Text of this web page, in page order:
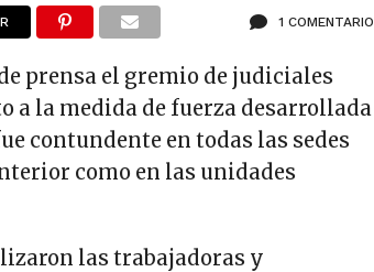
1 COMENTARIO
prensa el gremio de judiciales
a la medida de fuerza desarrollada
contundente en todas las sedes
como en las unidades
las trabajadoras y